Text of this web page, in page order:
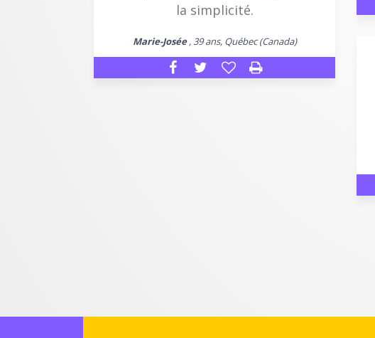
la simplicité.
Marie-Josée, 39 ans, Québec (Canada)